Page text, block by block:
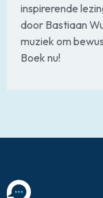
inspirerende
door Bastiaan
muziek om
Boek nu!